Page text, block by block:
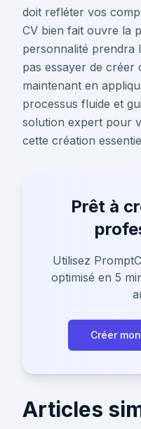
doit refléter vos
CV bien fait ouvre la
personnalité prendra
pas essayer de créer
maintenant en
processus fluide et
solution expert pour
cette création
Prêt à
Utilisez
optimisé en 5
Créer
Articles